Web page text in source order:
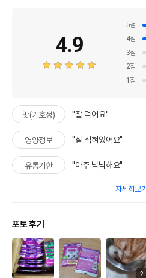
4.9
5점
4점
3점
2점
1 점
맛(기호성) "잘 먹어요"
영양정보 "잘 적혀있어요"
유통기한 "아주 넉넉해요"
자세히보기
포토 후기
2